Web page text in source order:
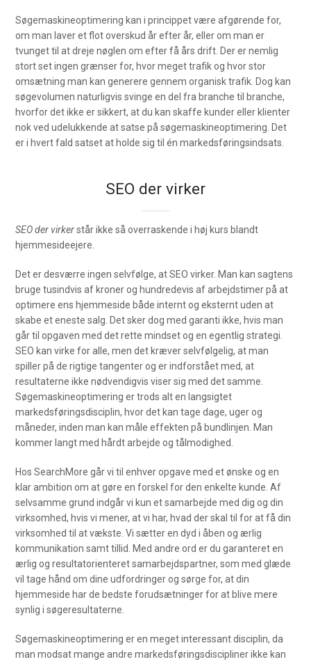
Søgemaskineoptimering kan i princippet være afgørende for,
om man laver et flot overskud år efter år, eller om man er
tvunget til at dreje nøglen om efter få års drift. Der er nemlig
stort set ingen grænser for, hvor meget trafik og hvor stor
omsætning man kan generere gennem organisk trafik. Dog kan
søgevolumen naturligvis svinge en del fra branche til branche,
hvorfor det ikke er sikkert, at du kan skaffe kunder eller klienter
nok ved udelukkende at satse på søgemaskineoptimering. Det
er i hvert fald satset at holde sig til én markedsføringsindsats.
SEO der virker
SEO der virkerstår ikke så overraskende i høj kurs blandt
hjemmesideejere.
Det er desværre ingen selvfølge, at SEO virker. Man kan sagtens
bruge tusindvis af kroner og hundredevis af arbejdstimer på at
optimere ens hjemmeside både internt og eksternt uden at
skabe et eneste salg. Det sker dog med garanti ikke, hvis man
går til opgaven med det rette mindset og en egentlig strategi.
SEO kan virke for alle, men det kræver selvfølgelig, at man
spiller på de rigtige tangenter og er indforstået med, at
resultaterne ikke nødvendigvis viser sig med det samme.
Søgemaskineoptimering er trods alt en langsigtet
markedsføringsdisciplin, hvor det kan tage dage, uger og
måneder, inden man kan måle effekten på bundlinjen. Man
kommer langt med hårdt arbejde og tålmodighed.
Hos SearchMore går vi til enhver opgave med et ønske og en
klar ambition om at gøre en forskel for den enkelte kunde. Af
selvsamme grund indgår vi kun et samarbejde med dig og din
virksomhed, hvis vi mener, at vi har, hvad der skal til for at få din
virksomhed til at vækste. Vi sætter en dyd i åben og ærlig
kommunikation samt tillid. Med andre ord er du garanteret en
ærlig og resultatorienteret samarbejdspartner, som med glæde
vil tage hånd om dine udfordringer og sørge for, at din
hjemmeside har de bedste forudsætninger for at blive mere
synlig i søgeresultaterne.
Søgemaskineoptimering er en meget interessant disciplin, da
man modsat mange andre markedsføringsdiscipliner ikke kan